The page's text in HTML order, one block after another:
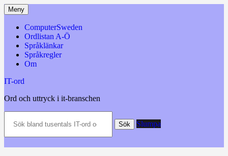
Hoppa
till
innehåll
Meny
ComputerSweden
Ordlistan A-Ö
Språklänkar
Språkregler
Om
IT-ord
Ord och uttryck i it-branschen
bland
Sök Slumpa